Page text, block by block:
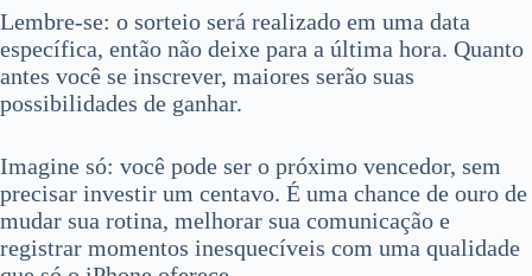
Lembre-se: o sorteio será realizado em uma data
específica, então não deixe para a última hora. Quanto
antes você se inscrever, maiores serão suas
possibilidades de ganhar.
Imagine só: você pode ser o próximo vencedor, sem
precisar investir um centavo. É uma chance de ouro de
mudar sua rotina, melhorar sua comunicação e
registrar momentos inesquecíveis com uma qualidade